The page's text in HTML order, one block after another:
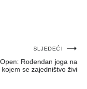
SLJEDEĆI
Rođendan joga na
kojem se zajedništvo živi